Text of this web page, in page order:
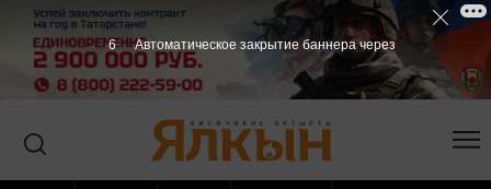
5 Автоматическое закрытие баннера через